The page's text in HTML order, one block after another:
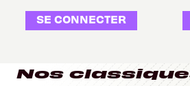
SE CONNECTER
Nos